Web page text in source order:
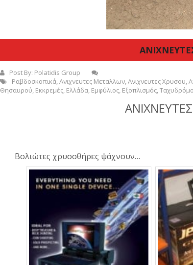
Post By: Polatidis Group
Ραβδοσκοπικά Ανιχνευτες Μεταλλων Ανιχνευτες Χρυσου
Θησαυρού Εκκρεμές Ελλάδα Εμφύλιος Εξοπλισμός
Βολιώτες χρυσοθήρες ψάχνουν…